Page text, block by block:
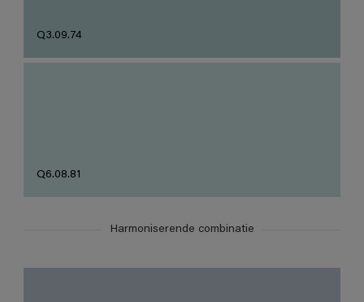
Q3.09.74
Q6.08.81
Harmoniserende combinatie